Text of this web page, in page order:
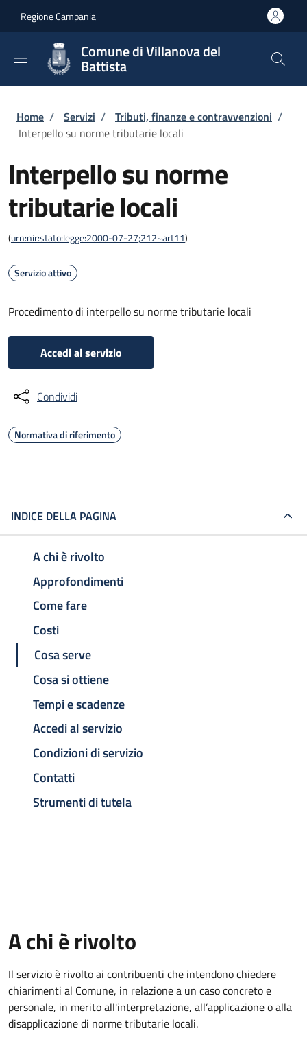
Regione Campania
Comune di Villanova del
Battista
Briciole di pane
Home / Servizi / Tributi, finanze e contravvenzioni /
Interpello su norme tributarie locali
Interpello su norme
tributarie locali
(urn:nir:stato:legge:2000-07-27;212~art11)
Servizio attivo
Procedimento di interpello su norme tributarie locali
Accedi al servizio
Condividi
Normativa di riferimento
INDICE DELLA PAGINA
A chi è rivolto
Approfondimenti
Come fare
Costi
Cosa serve
Cosa si ottiene
Tempi e scadenze
Accedi al servizio
Condizioni di servizio
Contatti
Strumenti di tutela
A chi è rivolto
Il servizio è rivolto ai contribuenti che intendono chiedere
chiarimenti al Comune, in relazione a un caso concreto e
personale, in merito all'interpretazione, all’applicazione o alla
disapplicazione di norme tributarie locali.